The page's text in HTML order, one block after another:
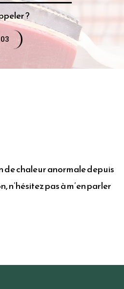
?
de chaleur anormale depuis
pas à m’en parler